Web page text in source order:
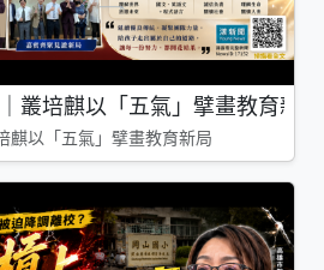
叢培麒以「五氣」擘畫教育新局
麒以「五氣」擘畫教育新局